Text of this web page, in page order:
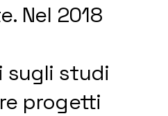
Nel 2018
sugli studi
progetti